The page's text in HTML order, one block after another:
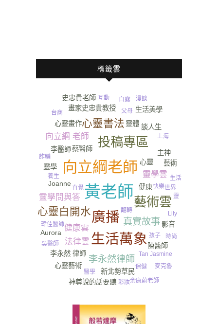
標籤雲
黃老師
向立綱老師
廣播
生活萬象
投稿專區
藝術雲
心靈白開水
心靈書法
李永然律師
真實故事
健康雲
靈學問與答
靈學雲
向立綱 老師
法律雲
心靈
李醫師
靈體
畫家史忠貴教授
Joanne
新北勢草民
神尊說的話要聽
靈學
蔡醫師
心靈畫作
主神
李永然 律師
影音
談人生
史忠貴老師
生活美學
Aurora
健康
陳醫師
藝術
心靈藝術
養生
Tan Jasmine
保健
上海
Lily
白露
翻轉
余康蔚老師
醫學
瑋佳醫師
生活
吳醫師
麥克魯
父母
世界
互動
孩子
彩妝
直覺
時尚
漫談
詐騙
靈
台商
快樂